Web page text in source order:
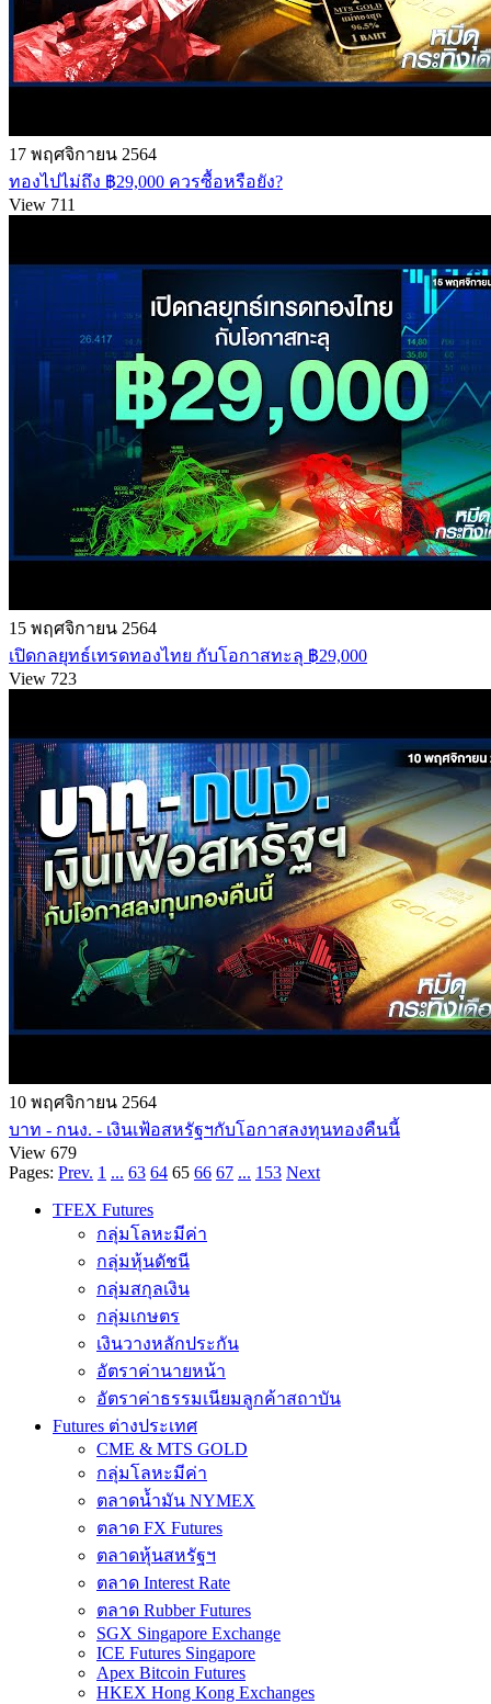
17 พฤศจิกายน 2564
ทองไปไม่ถึง ฿29,000 ควรซื้อหรือยัง?
View 711
15 พฤศจิกายน 2564
เปิดกลยุทธ์เทรดทองไทย กับโอกาสทะลุ ฿29,000
View 723
10 พฤศจิกายน 2564
บาท - กนง. - เงินเฟ้อสหรัฐฯกับโอกาสลงทุนทองคืนนี้
View 679
Pages: Prev. 1 ... 63 64 65 66 67 ... 153 Next
TFEX Futures
กลุ่มโลหะมีค่า
กลุ่มหุ้นดัชนี
กลุ่มสกุลเงิน
กลุ่มเกษตร
เงินวางหลักประกัน
อัตราค่านายหน้า
อัตราค่าธรรมเนียมลูกค้าสถาบัน
Futures ต่างประเทศ
CME & MTS GOLD
กลุ่มโลหะมีค่า
ตลาดน้ำมัน NYMEX
ตลาด FX Futures
ตลาดหุ้นสหรัฐฯ
ตลาด Interest Rate
ตลาด Rubber Futures
SGX Singapore Exchange
ICE Futures Singapore
Apex Bitcoin Futures
HKEX Hong Kong Exchanges